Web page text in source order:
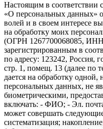
Настоящим в
«О персональных данных»
волей и в своем интересе
на обработку моих
(ОГРН 1267700068085, ИНН
зарегистрированным в
по адресу: 123242, Россия,
стр. 1, помещ. 13 (далее по
дается на обработку одной,
персональных данных, не
биометрическими,
включать: - ФИО; - Эл.
может совершать
систематизация;